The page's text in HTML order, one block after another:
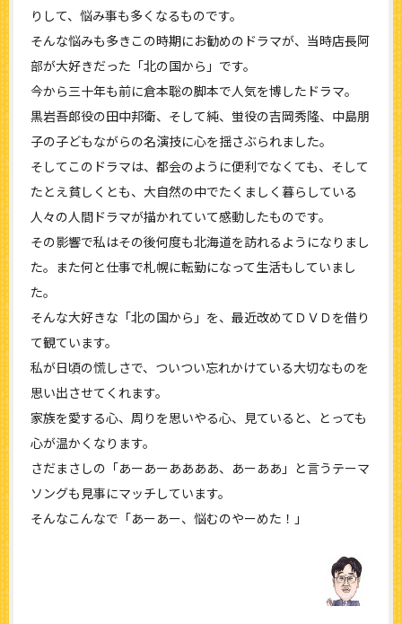
りして、悩み事も多くなるものです。
そんな悩みも多きこの時期にお勧めのドラマが、当時店長阿
部が大好きだった「北の国から」です。
今から三十年も前に倉本聡の脚本で人気を博したドラマ。
黒岩吾郎役の田中邦衛、そして純、蛍役の吉岡秀隆、中島朋
子の子どもながらの名演技に心を揺さぶられました。
そしてこのドラマは、都会のように便利でなくても、そして
たとえ貧しくとも、大自然の中でたくましく暮らしている
人々の人間ドラマが描かれていて感動したものです。
その影響で私はその後何度も北海道を訪れるようになりまし
た。また何と仕事で札幌に転勤になって生活もしていまし
た。
そんな大好きな「北の国から」を、最近改めてＤＶＤを借り
て観ています。
私が日頃の慌しさで、ついつい忘れかけている大切なものを
思い出させてくれます。
家族を愛する心、周りを思いやる心、見ていると、とっても
心が温かくなります。
さだまさしの「あーあーああああ、あーああ」と言うテーマ
ソングも見事にマッチしています。
そんなこんなで「あーあー、悩むのやーめた！」